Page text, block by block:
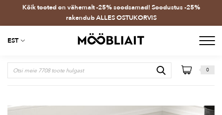
Kõik tooted on vähemalt -25% soodsamad! Soodustus -25%
rakendub ALLES OSTUKORVIS
EST
0